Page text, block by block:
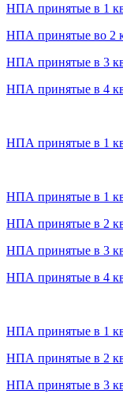
НПА принятые в 1
НПА принятые во 2
НПА принятые в 3
НПА принятые в 4
НПА принятые в 1
НПА принятые в 1
НПА принятые в 2
НПА принятые в 3
НПА принятые в 4
НПА принятые в 1
НПА принятые в 2
НПА принятые в 3